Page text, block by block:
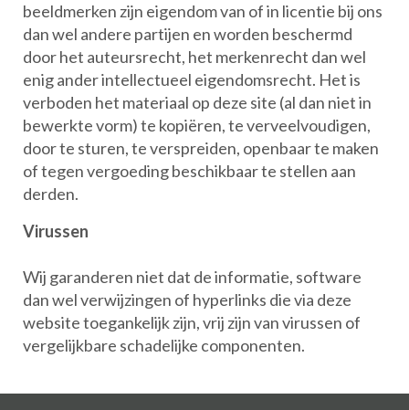
beeldmerken zijn eigendom van of in licentie bij ons
dan wel andere partijen en worden beschermd
door het auteursrecht, het merkenrecht dan wel
enig ander intellectueel eigendomsrecht. Het is
verboden het materiaal op deze site (al dan niet in
bewerkte vorm) te kopiëren, te verveelvoudigen,
door te sturen, te verspreiden, openbaar te maken
of tegen vergoeding beschikbaar te stellen aan
derden.
Virussen
Wij garanderen niet dat de informatie, software
dan wel verwijzingen of hyperlinks die via deze
website toegankelijk zijn, vrij zijn van virussen of
vergelijkbare schadelijke componenten.